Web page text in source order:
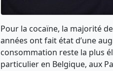
Pour la cocaïne, la majorité
années ont fait état d’une
consommation reste la plus
particulier en Belgique, aux